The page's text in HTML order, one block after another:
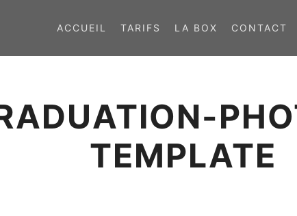
ACCUEIL TARIFS LA BOX CONTACT
TEMPLATE